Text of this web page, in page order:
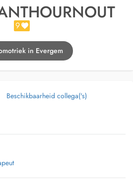
9
in Evergem
Beschikbaarheid collega('s)